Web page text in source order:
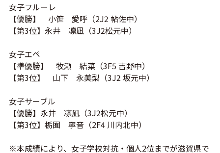
女子フルーレ
【優勝】 小笹 愛呼（2J2 帖佐中）
【第3位】永井 凛凪（3J2松元中）
女子エペ
【準優勝】 牧瀬 結菜（3F5 吉野中）
【第3位】 山下 永美梨（3J2 坂元中）
女子サーブル
【優勝】永井 凛凪（3J2松元中）
【第3位】栃囿 寧音（2F4 川内北中）
※本成績により、女子学校対抗・個人2位までが滋賀県で